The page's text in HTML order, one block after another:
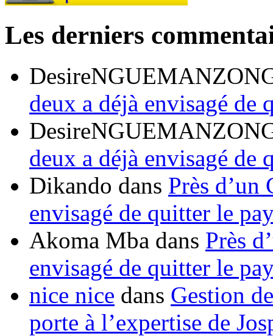
Les derniers
deux a déjà envisagé de
deux a déjà envisagé de
Dikando dans Près d’un
envisagé de quitter le
Akoma Mba dans Près
envisagé de quitter le
nice nice dans Gestion
porte à l’expertise de